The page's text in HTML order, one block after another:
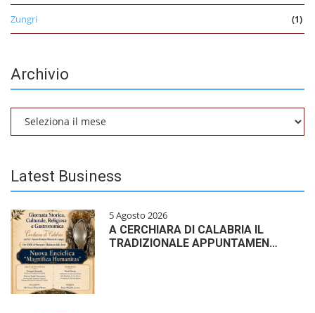
Zungri (1)
Archivio
Archivio
Latest Business
5 Agosto 2026
A CERCHIARA DI CALABRIA IL
TRADIZIONALE APPUNTAMEN…